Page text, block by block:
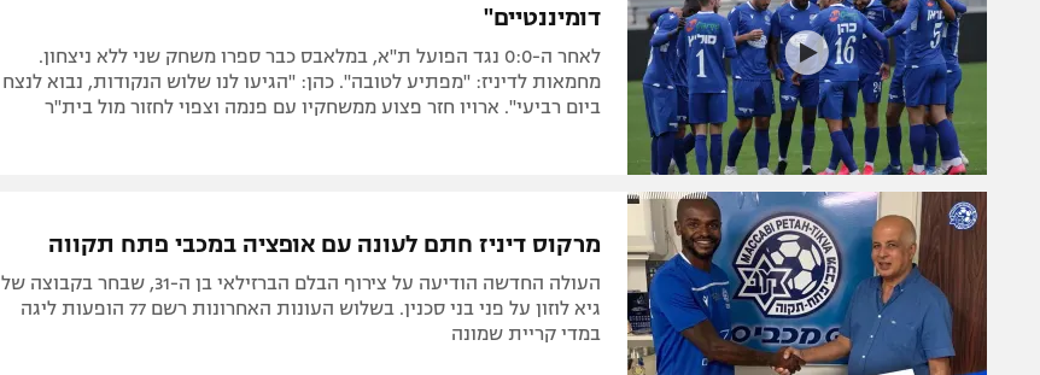
דומיננטיים"
לאחר ה-0:0 נגד הפועל ת"א, במלאבס כבר ספרו משחק שני ללא ניצחון.
מחמאות לדיניז: "מפתיע לטובה". כהן: "הגיעו לנו שלוש הנקודות, נבוא לנצח
ביום רביעי". ארויו חזר פצוע ממשחקיו עם פנמה וצפוי לחזור מול בית"ר
מרקוס דיניז חתם לעונה עם אופציה במכבי פתח תקווה
העולה החדשה הודיעה על צירוף הבלם הברזילאי בן ה-31, שבחר בקבוצה של
גיא לוזון על פני בני סכנין. בשלוש העונות האחרונות רשם 77 הופעות ליגה
במדי קריית שמונה